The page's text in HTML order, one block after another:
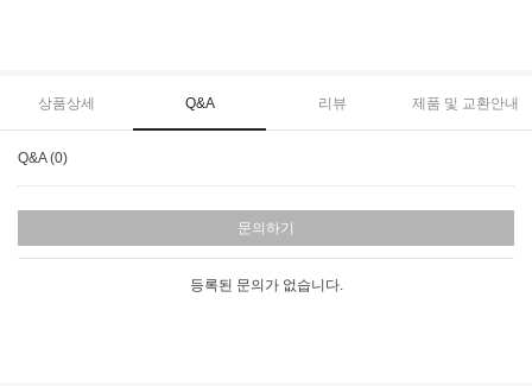
상품상세 Q&A 리뷰 제품 및 교환안내
Q&A (0)
문의하기
등록된 문의가 없습니다.